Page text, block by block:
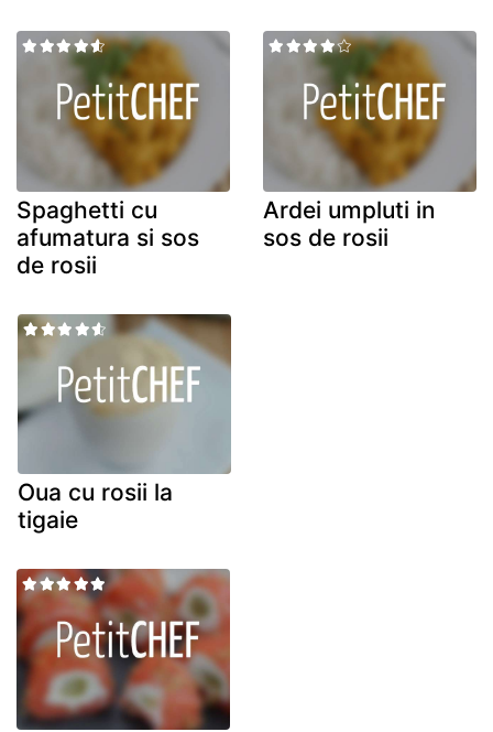
Spaghetti cu
afumatura si sos
de rosii
Ardei umpluti in
sos de rosii
Oua cu rosii la
tigaie